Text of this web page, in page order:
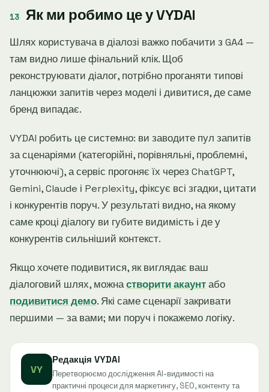
Як ми робимо це у VYDAI
Шлях користувача в діалозі важко побачити з GA4 —
там видно лише фінальний клік. Щоб
реконструювати діалог, потрібно проганяти типові
ланцюжки запитів через моделі і дивитися, де саме
бренд випадає.
VYDAI робить це системно: ви заводите пул запитів
за сценаріями (категорійні, порівняльні, проблемні,
уточнюючі), а сервіс прогоняє їх через ChatGPT,
Gemini, Claude і Perplexity, фіксує всі згадки, цитати
і конкурентів поруч. У результаті видно, на якому
саме кроці діалогу ви губите видимість і де у
конкурентів сильніший контекст.
Якщо хочете подивитися, як виглядає ваш
діалоговий шлях, можнастворити акаунтабо
подивитися демо. Які саме сценарії закривати
першими — за вами; ми поруч і покажемо логіку.
VY
Редакція VYDAI
Перетворюємо дослідження AI-видимості на
практичні процеси для маркетингу, SEO, контенту та